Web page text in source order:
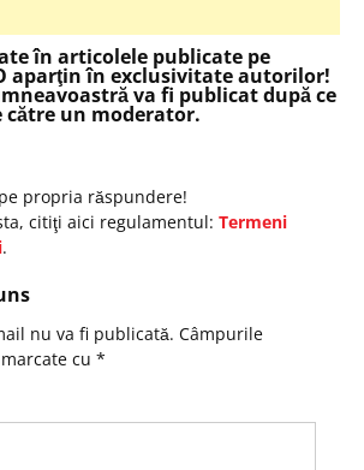
în articolele publicate pe
aparţin în exclusivitate autorilor!
va fi publicat după ce
către un moderator.
propria răspundere!
citiţi aici regulamentul: Termeni
.
nu va fi publicată. Câmpurile
cu *